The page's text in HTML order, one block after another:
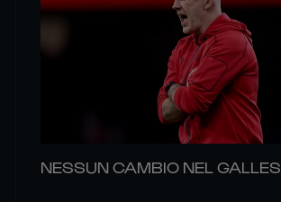
NESSUN CAMBIO NEL GALLES